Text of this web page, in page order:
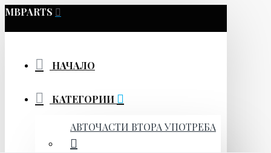
MBPARTS
НАЧАЛО
КАТЕГОРИИ
АВТОЧАСТИ ВТОРА УПОТРЕБА